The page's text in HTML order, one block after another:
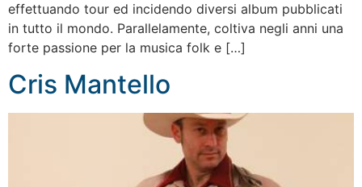
effettuando tour ed incidendo diversi album pubblicati
in tutto il mondo. Parallelamente, coltiva negli anni una
forte passione per la musica folk e […]
Cris Mantello